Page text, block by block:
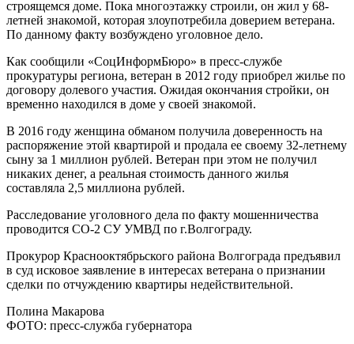
строящемся доме. Пока многоэтажку строили, он жил у 68-
летней знакомой, которая злоупотребила доверием ветерана.
По данному факту возбуждено уголовное дело.
Как сообщили «СоцИнформБюро» в пресс-службе
прокуратуры региона, ветеран в 2012 году приобрел жилье по
договору долевого участия. Ожидая окончания стройки, он
временно находился в доме у своей знакомой.
В 2016 году женщина обманом получила доверенность на
распоряжение этой квартирой и продала ее своему 32-летнему
сыну за 1 миллион рублей. Ветеран при этом не получил
никаких денег, а реальная стоимость данного жилья
составляла 2,5 миллиона рублей.
Расследование уголовного дела по факту мошенничества
проводится СО-2 СУ УМВД по г.Волгограду.
Прокурор Краснооктябрьского района Волгограда предъявил
в суд исковое заявление в интересах ветерана о признании
сделки по отчуждению квартиры недействительной.
Полина Макарова
ФОТО: пресс-служба губернатора